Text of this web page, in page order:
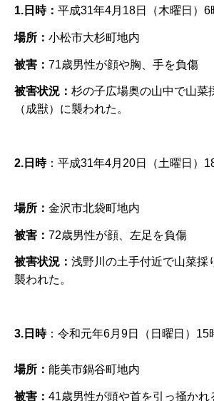
1.日時： 平成31年4月18日（木曜日）6
場所： 小松市大杉町地内
被害： 71歳男性が顔や胸、手を負傷
被害状況： 杉の子広場奥の山中で山菜
（成獣）に襲われた。
2.日時：平成31年4月20日（土曜日）
場所： 金沢市北袋町地内
被害： 72歳男性が顔、左足を負傷
被害状況： 浅野川の土手付近で山菜採
襲われた。
3.日時：令和元年6月9日（日曜日）15
場所： 能美市鍋谷町地内
被害： 41歳男性が頭や首を引っ掻かれ